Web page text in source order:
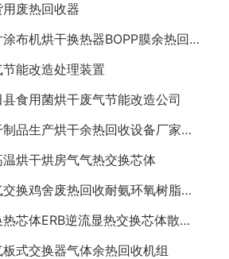
废热回收器
锂电池隔膜、极片涂布机烘干换热器BOPP膜余热回收装置
能改造处理装置
食用菌烘干废气节能改造公司
云南福建雪莲果干制品生产烘干余热回收设备厂家推荐亲水铝箔换热芯
烘干烘房气气热交换芯体
板式热交换芯空气交换鸡舍废热回收耐氨环氧树脂通风除湿换热
厂家供应高效率换热芯体ERB逆流显热交换芯体散热器
式交换器气体余热回收机组